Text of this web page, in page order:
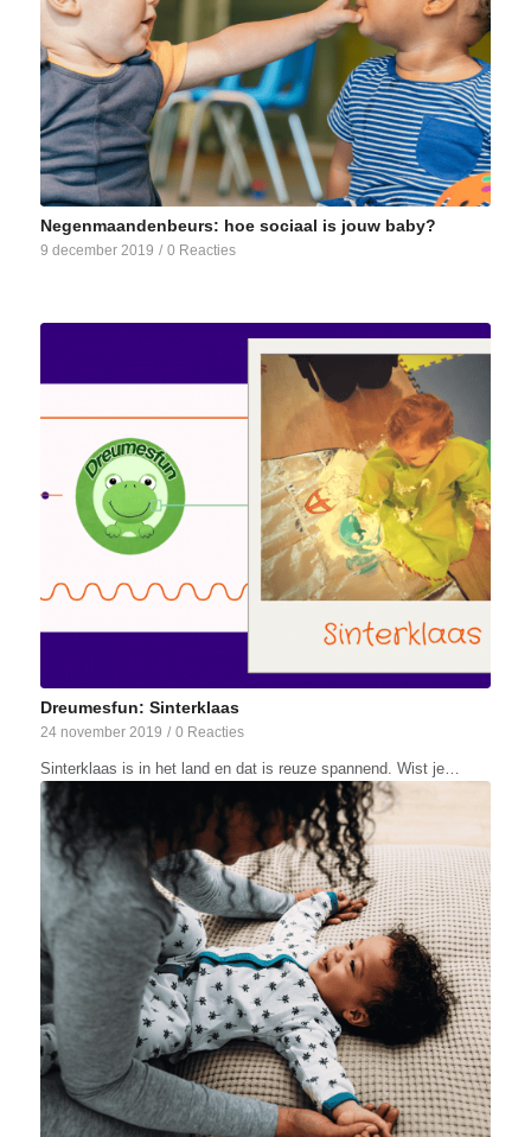
Negenmaandenbeurs: hoe sociaal is jouw baby?
9 december 2019 / 0 Reacties
Dreumesfun: Sinterklaas
24 november 2019 / 0 Reacties
Sinterklaas is in het land en dat is reuze spannend. Wist je…